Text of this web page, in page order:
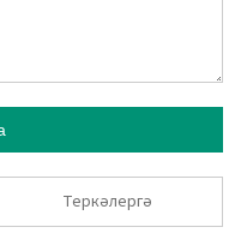
Теркәлергә